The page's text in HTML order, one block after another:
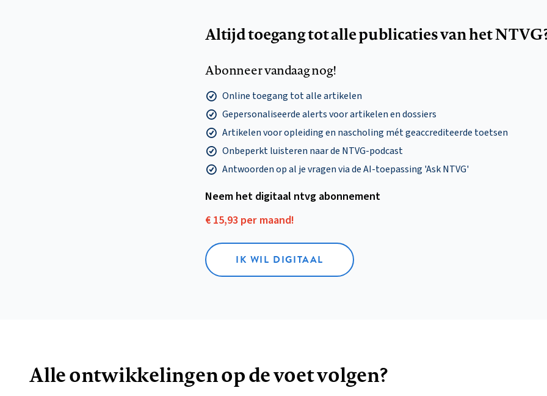
Altijd toegang tot alle publicaties van het
Abonneer vandaag nog!
Online toegang tot alle artikelen
Gepersonaliseerde alerts voor artikelen en dossiers
Artikelen voor opleiding en nascholing mét geaccrediteerde toetsen
Onbeperkt luisteren naar de NTVG-podcast
Antwoorden op al je vragen via de AI-toepassing 'Ask NTVG'
Neem het digitaal ntvg abonnement
€ 15,93 per maand!
IK WIL DIGITAAL
Alle ontwikkelingen op de voet volgen?